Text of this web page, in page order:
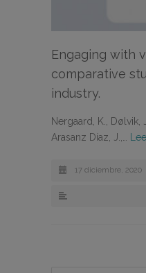
Engaging with
comparative
industry.
Nergaard, K., Dølvik,
Arasanz Díaz, J.,…
17 diciembre, 2020